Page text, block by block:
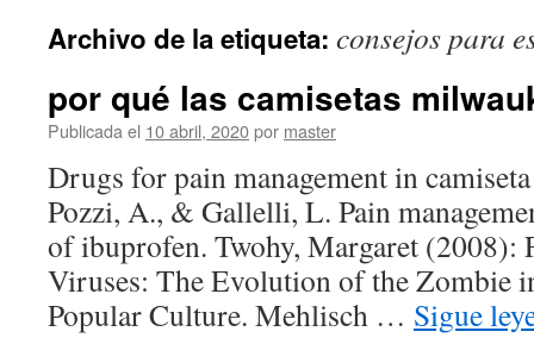
contenido
Archivo de la etiqueta: consejos para
por qué las camisetas
Publicada el 10 abril, 2020por master
Drugs for pain management in
Pozzi, A., & Gallelli, L. Pain
of ibuprofen. Twohy, Margaret (2008):
Viruses: The Evolution of the Zombie
Popular Culture. Mehlisch … Sigue